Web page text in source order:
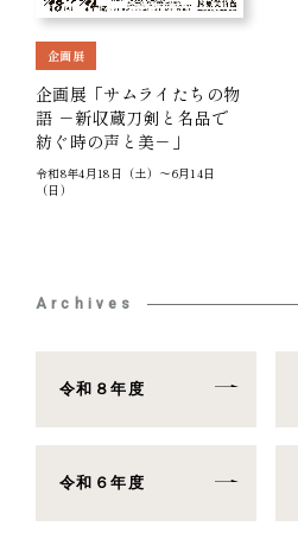
企画展
企画展「サムライたちの物
語 －新収蔵刀剣と名品で
紡ぐ時の声と美－」
令和8年4月18日（土）～6月14日
（日）
Archives
令和８年度
令和６年度